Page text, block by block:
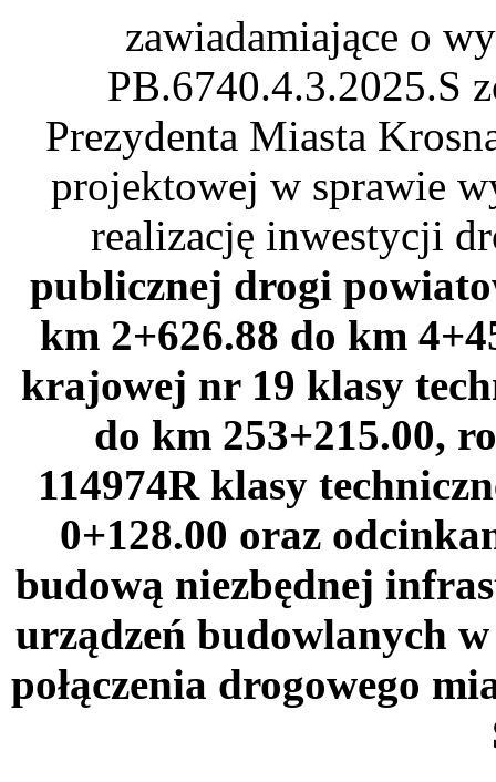
zawiadamiające o
PB.6740.4.3.2025.S
Prezydenta Miasta
projektowej w sprawie
realizację inwestycji
publicznej drogi
km 2+626.88 do km
krajowej nr 19 klasy
do km 253+215.00,
114974R klasy
0+128.00 oraz
budową niezbędnej
urządzeń budowlanych
połączenia drogowego